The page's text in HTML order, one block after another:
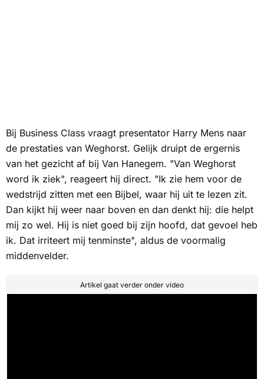
Bij Business Class vraagt presentator Harry Mens naar
de prestaties van Weghorst. Gelijk druipt de ergernis
van het gezicht af bij Van Hanegem. "Van Weghorst
word ik ziek", reageert hij direct. "Ik zie hem voor de
wedstrijd zitten met een Bijbel, waar hij uit te lezen zit.
Dan kijkt hij weer naar boven en dan denkt hij: die helpt
mij zo wel. Hij is niet goed bij zijn hoofd, dat gevoel heb
ik. Dat irriteert mij tenminste", aldus de voormalig
middenvelder.
Artikel gaat verder onder video